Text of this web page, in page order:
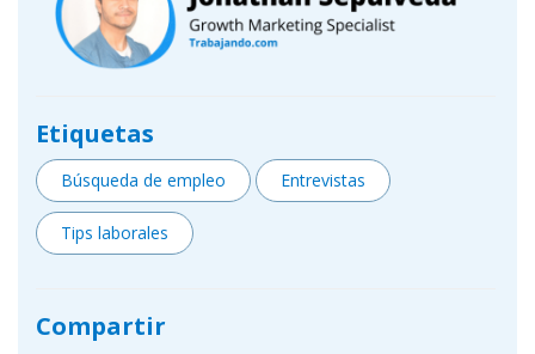
Etiquetas
Búsqueda de empleo Entrevistas
Tips laborales
Compartir